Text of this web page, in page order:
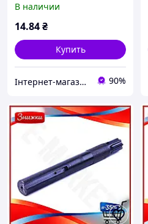
ретро мотоциклов
запчасти тракторов СССР
В наличии
14.84₴
Купить
Інтернет-магазин запчастин джанк ярд Б/у запчастин 90%